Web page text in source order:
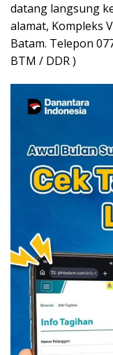
datang langsung
alamat, Kompleks
Batam. Telepon
BTM / DDR )